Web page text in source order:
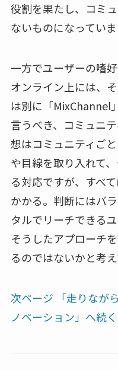
役割を果たし、コミ
ないものになっていま
一方でユーザーの嗜
オンライン上には、
は別に「MixChannel
言うべき、コミュニ
想はコミュニティご
や目線を取り入れて
る対応ですが、すべ
かかる。判断にはバ
タルでリーチできる
そうしたアプローチ
るのではないかと考え
次ページ 「走りなが
ノベーション」へ続く